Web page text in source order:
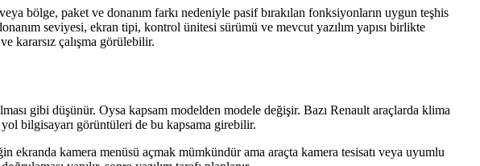
bölge, paket ve donanım farkı nedeniyle pasif bırakılan fonksiyonların uygun teşhis
seviyesi, ekran tipi, kontrol ünitesi sürümü ve mevcut yazılım yapısı birlikte
kararsız çalışma görülebilir.
gibi düşünür. Oysa kapsam modelden modele değişir. Bazı Renault araçlarda klima
yol bilgisayarı görüntüleri de bu kapsama girebilir.
ekranda kamera menüsü açmak mümkündür ama araçta kamera tesisatı veya uyumlu